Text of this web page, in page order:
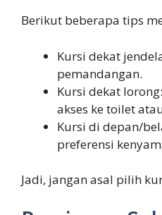
Berikut beberapa tips
Kursi dekat
pemandangan.
Kursi dekat
akses ke toilet
Kursi di depan/
preferensi
Jadi, jangan asal pilih